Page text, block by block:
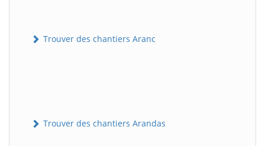
Trouver des chantiers Aranc
Trouver des chantiers Arandas